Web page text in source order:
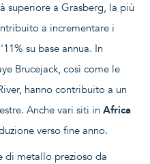
superiore a Grasberg, la più
a incrementare i
su base annua. In
Brucejack, così come le
hanno contribuito a un
Anche vari siti in Africa
verso fine anno.
di metallo prezioso da